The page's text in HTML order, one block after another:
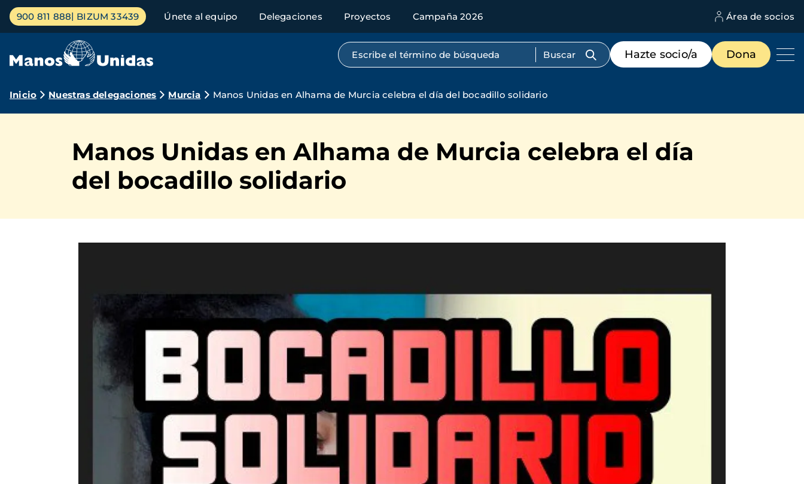
Pasar
contenido
Menú
principal
900 811 888 BIZUM 33439 Únete al equipo Delegaciones Proyectos Campaña 2026 Área de socios
Búsqueda por texto completo
Menú
de
destacados
Hazte socio/a Dona
Ruta
navegación
Inicio Nuestras delegaciones Murcia Manos Unidas en Alhama de Murcia celebra el día del bocadillo solidario
Manos Unidas en Alhama de Murcia celebra el día
del bocadillo solidario